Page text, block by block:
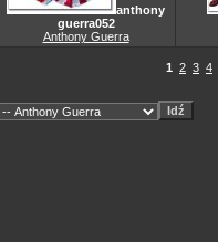
anthony
guerra052
Anthony Guerra
1 2 3 4